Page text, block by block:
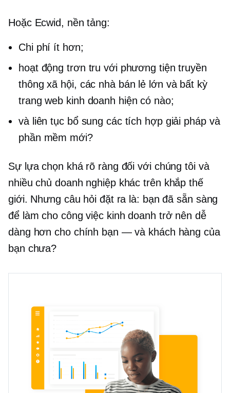
Hoặc Ecwid, nền tảng:
Chi phí ít hơn;
hoạt động trơn tru với phương tiện truyền
thông xã hội, các nhà bán lẻ lớn và bất kỳ
trang web kinh doanh hiện có nào;
và liên tục bổ sung các tích hợp giải pháp và
phần mềm mới?
Sự lựa chọn khá rõ ràng đối với chúng tôi và
nhiều chủ doanh nghiệp khác trên khắp thế
giới. Nhưng câu hỏi đặt ra là: bạn đã sẵn sàng
để làm cho công việc kinh doanh trở nên dễ
dàng hơn cho chính bạn — và khách hàng của
bạn chưa?